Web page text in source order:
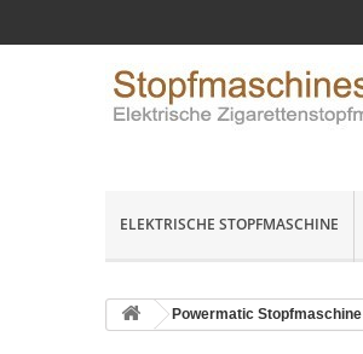
ELEKTRISCHE STOPFMASCHINE
Powermatic Stopfmaschine